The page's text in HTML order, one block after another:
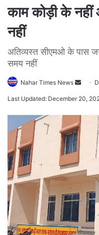
काम कोड़ी के नहीं
नहीं
अतिव्यस्त सीएमओ के पास
समय नहीं
Nahar Times News
l
Last Updated: December 20,